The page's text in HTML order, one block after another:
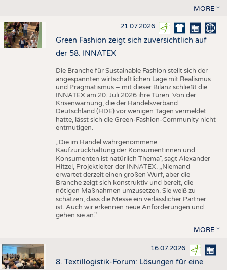
MORE
21.07.2026
Green Fashion zeigt sich zuversichtlich auf
der 58. INNATEX
Die Branche für Sustainable Fashion stellt sich der
angespannten wirtschaftlichen Lage mit Realismus
und Pragmatismus – mit dieser Bilanz schließt die
INNATEX am 20. Juli 2026 ihre Türen. Von der
Krisenwarnung, die der Handelsverband
Deutschland (HDE) vor wenigen Tagen vermeldet
hatte, lässt sich die Green-Fashion-Community nicht
entmutigen.
„Die im Handel wahrgenommene
Kaufzurückhaltung der Konsumentinnen und
Konsumenten ist natürlich Thema", sagt Alexander
Hitzel, Projektleiter der INNATEX. „Niemand
erwartet derzeit einen großen Wurf, aber die
Branche zeigt sich konstruktiv und bereit, die
nötigen Maßnahmen umzusetzen. Sie weiß zu
schätzen, dass die Messe ein verlässlicher Partner
ist. Auch wir erkennen neue Anforderungen und
gehen sie an."
MORE
16.07.2026
8. Textillogistik-Forum: Lösungen für eine